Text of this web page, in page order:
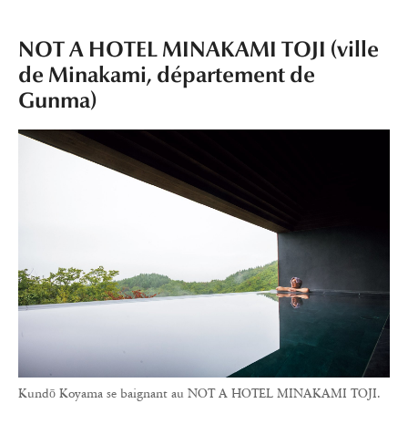
NOT A HOTEL MINAKAMI TOJI (ville
de Minakami, département de
Gunma)
Kundō Koyama se baignant au NOT A HOTEL MINAKAMI TOJI.